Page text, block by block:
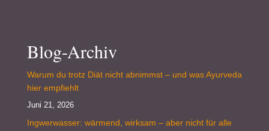
Blog-Archiv
Warum du trotz Diät nicht abnimmst – und was Ayurveda
hier empfiehlt
Juni 21, 2026
Ingwerwasser: wärmend, wirksam – aber nicht für alle